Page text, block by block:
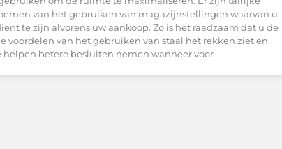
van het gebruiken van magazijnstellingen waarvan u
te zijn alvorens uw aankoop. Zo is het raadzaam dat u de
voordelen van het gebruiken van staal het rekken ziet en
helpen betere besluiten nemen wanneer voor